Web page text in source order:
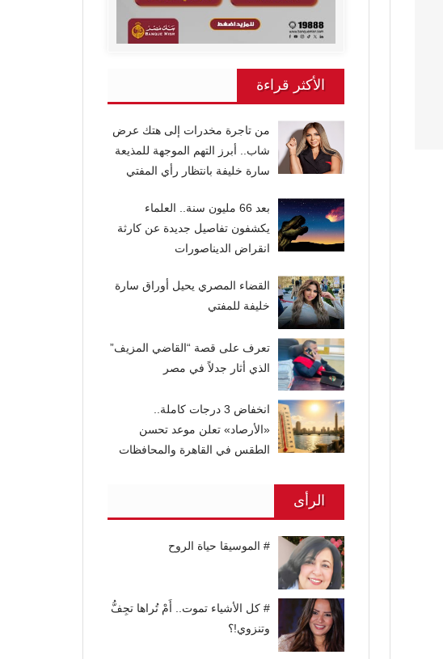
الأكثر قراءة
من تاجرة مخدرات إلى هتك عرض
شاب.. أبرز التهم الموجهة للمذيعة
سارة خليفة بانتظار رأي المفتي
بعد 66 مليون سنة.. العلماء
يكشفون تفاصيل جديدة عن كارثة
انقراض الديناصورات
القضاء المصري يحيل أوراق سارة
خليفة للمفتي
تعرف على قصة “القاضي المزيف”
الذي أثار جدلاً في مصر
انخفاض 3 درجات كاملة..
«الأرصاد» تعلن موعد تحسن
الطقس في القاهرة والمحافظات
الرأى
# الموسيقا حياة الروح
# كل الأشياء تموت.. أَمْ تُراها تجِفُّ
وتنزوي!؟